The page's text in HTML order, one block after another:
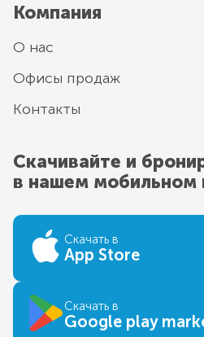
Компания
О нас
Офисы продаж
Контакты
Скачивайте и
в нашем мобильном
Скачать в
App Store
Скачать в
Google play